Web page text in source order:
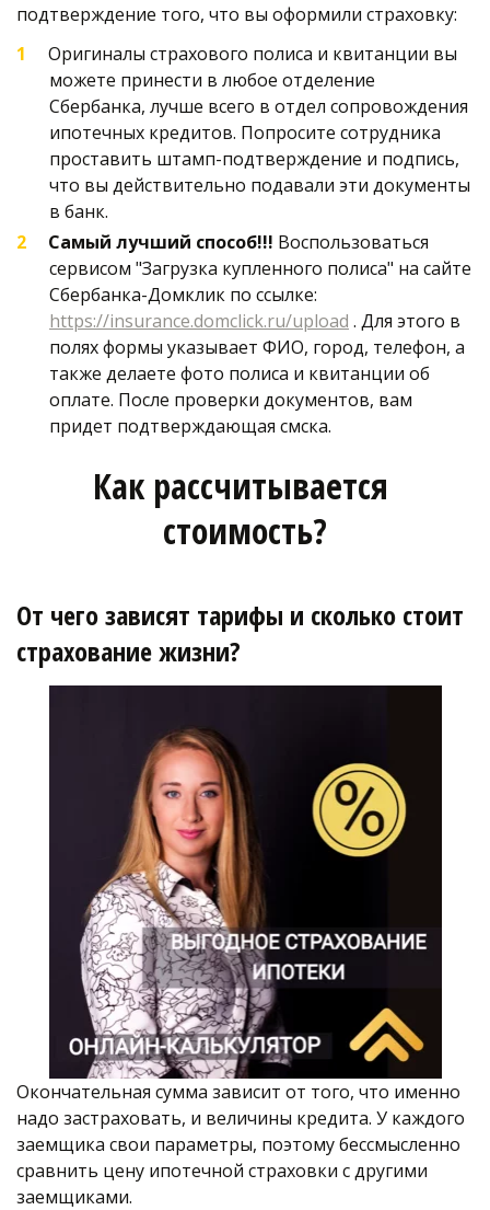
подтверждение того, что вы оформили страховку:
Оригиналы страхового полиса и квитанции вы
можете принести в любое отделение
Сбербанка, лучше всего в отдел сопровождения
ипотечных кредитов. Попросите сотрудника
проставить штамп-подтверждение и подпись,
что вы действительно подавали эти документы
в банк.
Самый лучший способ!!! Воспользоваться
сервисом "Загрузка купленного полиса" на сайте
https://insurance.domclick.ru/upload . Для этого в
полях формы указывает ФИО, город, телефон, а
также делаете фото полиса и квитанции об
оплате. После проверки документов, вам
придет подтверждающая смска.
Как рассчитывается
стоимость?
От чего зависят тарифы и сколько стоит
страхование жизни?
Окончательная сумма зависит от того, что именно
надо застраховать, и величины кредита. У каждого
заемщика свои параметры, поэтому бессмысленно
сравнить цену ипотечной страховки с другими
заемщиками.